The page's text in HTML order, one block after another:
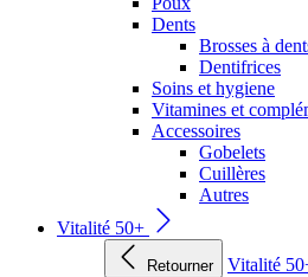
Dents
Brosses à
Dentifrices
Soins et hygiene
Vitamines et
Accessoires
Gobelets
Cuillères
Autres
Vitalité 50+
Retourner
Vitalité